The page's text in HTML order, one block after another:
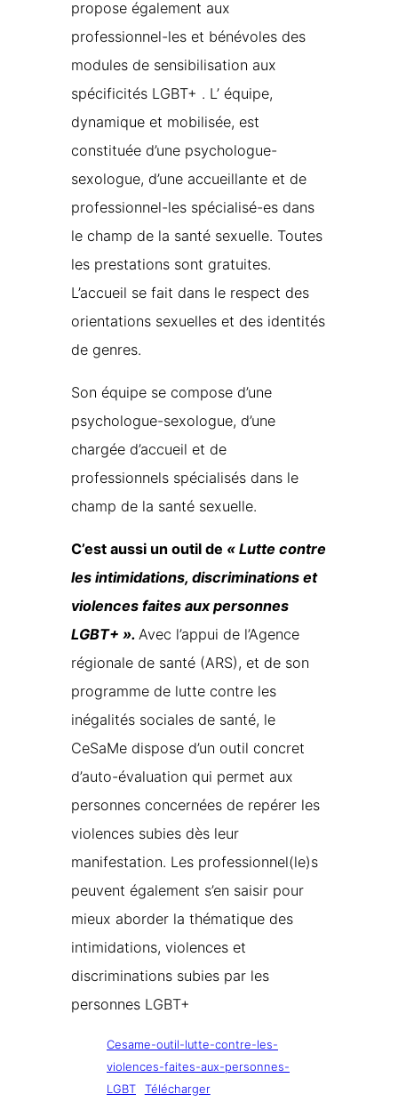
propose également aux
professionnel-les et bénévoles des
modules de sensibilisation aux
spécificités LGBT+ . L’ équipe,
dynamique et mobilisée, est
constituée d’une psychologue-
sexologue, d’une accueillante et de
professionnel-les spécialisé-es dans
le champ de la santé sexuelle. Toutes
les prestations sont gratuites.
L’accueil se fait dans le respect des
orientations sexuelles et des identités
de genres.
Son équipe se compose d’une
psychologue-sexologue, d’une
chargée d’accueil et de
professionnels spécialisés dans le
champ de la santé sexuelle.
C’est aussi un outil de « Lutte contre
les intimidations, discriminations et
violences faites aux personnes
LGBT+ ». Avec l’appui de l’Agence
régionale de santé (ARS), et de son
programme de lutte contre les
inégalités sociales de santé, le
CeSaMe dispose d’un outil concret
d’auto-évaluation qui permet aux
personnes concernées de repérer les
violences subies dès leur
manifestation. Les professionnel(le)s
peuvent également s’en saisir pour
mieux aborder la thématique des
intimidations, violences et
discriminations subies par les
personnes LGBT+
Cesame-outil-lutte-contre-les-
violences-faites-aux-personnes-
LGBT
Télécharger